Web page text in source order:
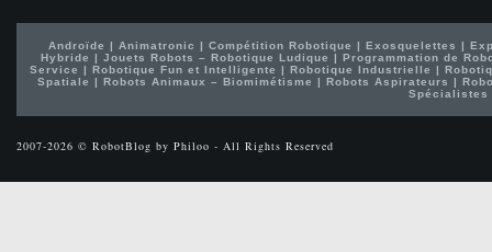
Androïde | Animatronic | Compétition Robotique | Exosquelettes |
Hybride |Jouets Robots – Robotique Ludique |Programmation de
Service | Robotique Fun et Intelligente | Robotique Industrielle |
Spatiale | Robots Animaux – Biomimétisme | Robots Aspirateurs |
Spécialistes
2007-2026 © RobotBlog by Philoo - All Rights Reserved